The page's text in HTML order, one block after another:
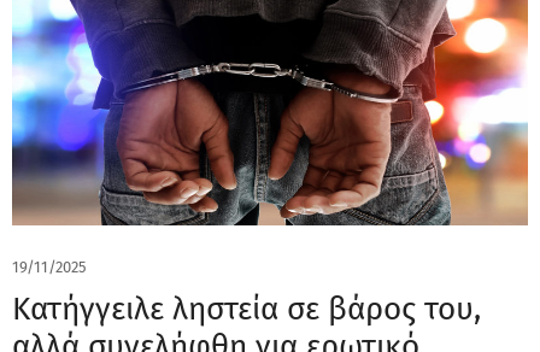
19/11/2025
Κατήγγειλε ληστεία σε βάρος του,